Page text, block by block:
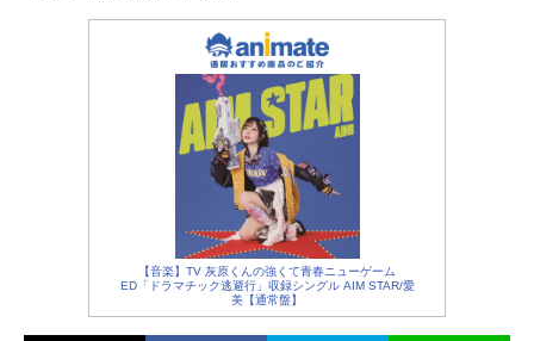
【音楽】TV 灰原くんの強くて青春ニューゲーム
ED「ドラマチック逃避行」収録シングル AIM STAR/愛
美【通常盤】